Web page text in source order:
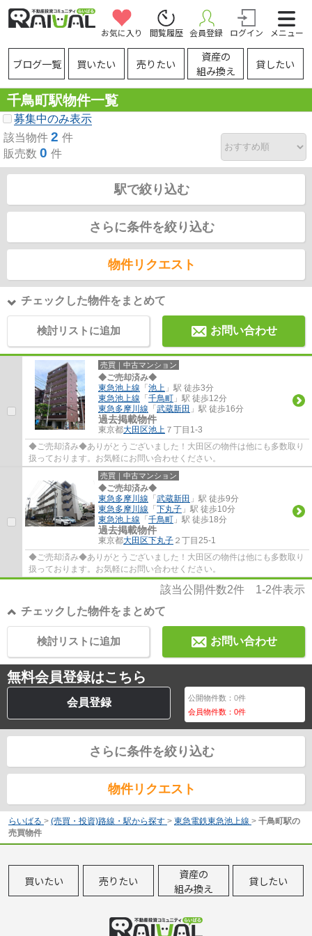
お気に入り 閲覧履歴 会員登録 ログイン メニュー
ブログ一覧 買いたい 売りたい
資産の
組み換え
貸したい
千鳥町駅物件一覧
募集中のみ表示
該当物件 2 件
販売数 0 件
駅で絞り込む
さらに条件を絞り込む
物件リクエスト
チェックした物件をまとめて
検討リストに追加 お問い合わせ
売買｜中古マンション
◆ご売却済み◆
東急池上線 「池上 」駅 徒歩3分
東急池上線 「千鳥町 」駅 徒歩12分
東急多摩川線 「武蔵新田 」駅 徒歩16分
過去掲載物件
東京都大田区池上 ７丁目1-3
◆ご売却済み◆ありがとうございました！大田区の物件は他にも多数取り
扱っております。お気軽にお問い合わせください。
売買｜中古マンション
◆ご売却済み◆
東急多摩川線 「武蔵新田 」駅 徒歩9分
東急多摩川線 「下丸子 」駅 徒歩10分
東急池上線 「千鳥町 」駅 徒歩18分
過去掲載物件
東京都大田区下丸子 ２丁目25-1
◆ご売却済み◆ありがとうございました！大田区の物件は他にも多数取り
扱っております。お気軽にお問い合わせください。
該当公開件数2件 1-2件表示
チェックした物件をまとめて
お問い合わせ
検討リストに追加
無料会員登録はこちら
会員登録 公開物件数：0件
会員物件数：0件
さらに条件を絞り込む
物件リクエスト
らいばる > (売買・投資)路線・駅から探す > 東急電鉄東急池上線 > 千鳥町駅の
売買物件
買いたい 売りたい
資産の
組み換え
貸したい